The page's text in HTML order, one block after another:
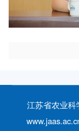
江苏省农业科